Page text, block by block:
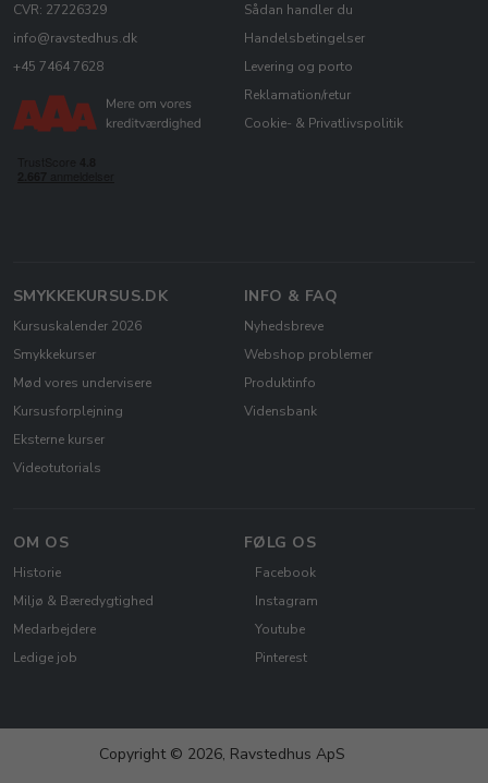
CVR: 27226329
info@ravstedhus.dk
+45 7464 7628
Sådan handler du
Handelsbetingelser
Levering og porto
Reklamation/retur
Cookie- & Privatlivspolitik
SMYKKEKURSUS.DK
Kursuskalender 2026
Smykkekurser
Mød vores undervisere
Kursusforplejning
Eksterne kurser
Videotutorials
INFO & FAQ
Nyhedsbreve
Webshop problemer
Produktinfo
Vidensbank
OM OS
Historie
Miljø & Bæredygtighed
Medarbejdere
Ledige job
FØLG OS
Facebook
Instagram
Youtube
Pinterest
Copyright © 2026, Ravstedhus ApS